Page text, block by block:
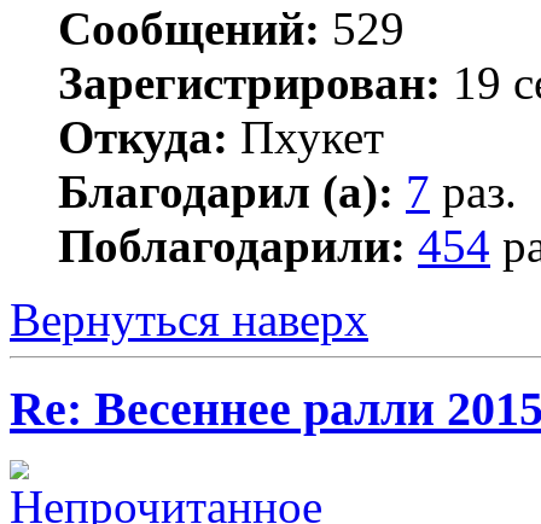
Сообщений: 529
Зарегистрирован: 19
Откуда: Пхукет
Благодарил (а): 7 раз.
Поблагодарили: 454
Вернуться наверх
Re: Весеннее ралли